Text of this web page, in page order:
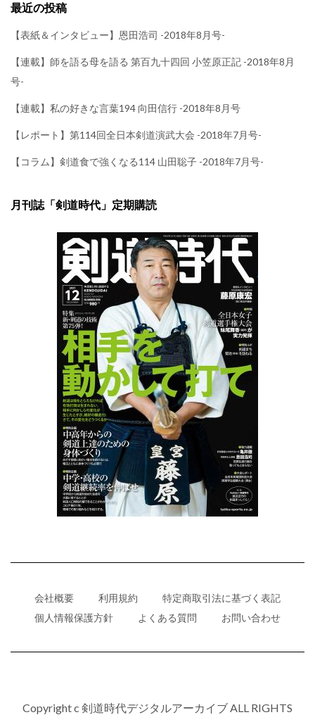
最近の投稿
【表紙＆インタビュー】恩田浩司 -2018年8月号-
【連載】師を語る母を語る 第百九十四回 小笠原正記 -2018年8月
号-
【連載】私の好きな言葉194 向田信行 -2018年8月号
【レポート】第114回全日本剣道演武大会 -2018年7月号-
【コラム】剣道食で強くなる114 山田聡子 -2018年7月号-
月刊誌「剣道時代」定期購読
会社概要 利用規約
特定商取引法に基づく表記
個人情報保護方針
よくある質問 お問い合わせ
Copyright c 剣道時代デジタルアーカイブ ALL RIGHTS